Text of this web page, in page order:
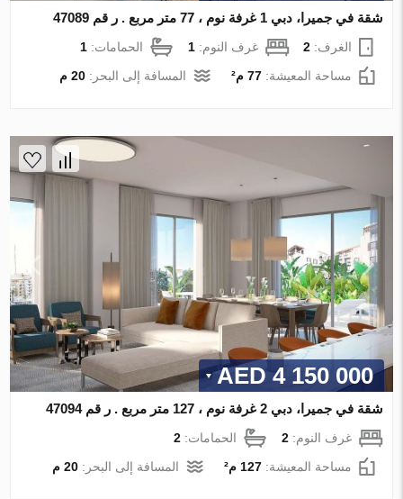
شقة في جميرا، دبي 1 غرفة نوم ، 77 متر مربع . ر قم 47089
الغرف:2 غرف النوم:1 الحمامات:1
مساحة المعيشة:77 م² المسافة إلى البحر:20 م
4 150 000 AED
شقة في جميرا، دبي 2 غرفة نوم ، 127 متر مربع . ر قم 47094
غرف النوم:2 الحمامات:2
مساحة المعيشة:127 م² المسافة إلى البحر:20 م